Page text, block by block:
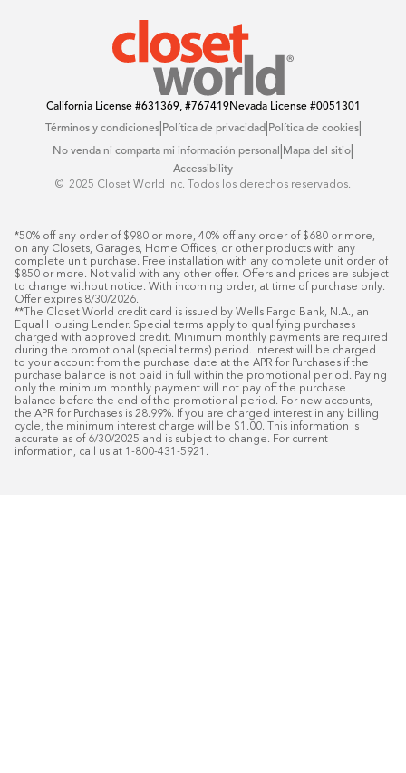
California License#631369, #767419Nevada License#0051301
Términos y condiciones| Política de privacidad| Política de cookies|
No venda ni comparta mi información personal Mapa del sitio
Accessibility
© ️ 2025 Closet World Inc. Todos los derechos reservados.
*50% off any order of $980 or more, 40% off any order of $680 or more,
on any Closets, Garages, Home Offices, or other products with any
complete unit purchase. Free installation with any complete unit order of
$850 or more. Not valid with any other offer. Offers and prices are subject
to change without notice. With incoming order, at time of purchase only.
Offer expires 8/30/2026.
**The Closet World credit card is issued by Wells Fargo Bank, N.A., an
Equal Housing Lender. Special terms apply to qualifying purchases
charged with approved credit. Minimum monthly payments are required
during the promotional (special terms) period. Interest will be charged
to your account from the purchase date at the APR for Purchases if the
purchase balance is not paid in full within the promotional period. Paying
only the minimum monthly payment will not pay off the purchase
balance before the end of the promotional period. For new accounts,
the APR for Purchases is 28.99%. If you are charged interest in any billing
cycle, the minimum interest charge will be $1.00. This information is
accurate as of 6/30/2025 and is subject to change. For current
information, call us at 1-800-431-5921.